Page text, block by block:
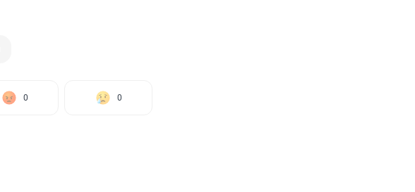
0 0